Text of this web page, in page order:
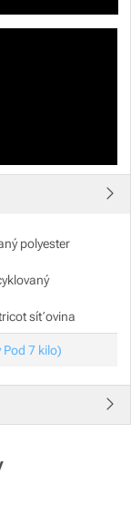
polyester
síťovina
Pod 7 kilo)